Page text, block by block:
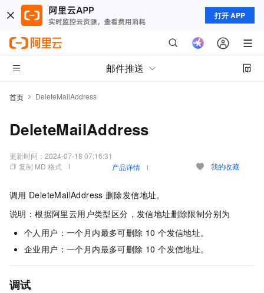
打开 APP
邮件推送
首页 DeleteMailAddress
DeleteMailAddress
更新时间： 2024-07-18 07:16:31
复制 MD 格式
产品详情 我的收藏
调用 DeleteMailAddress 删除发信地址。
说明：根据阿里云用户类型区分，发信地址删除限制分别为
个人用户：一个月内最多可删除 10 个发信地址。
企业用户：一个月内最多可删除 10 个发信地址。
调试